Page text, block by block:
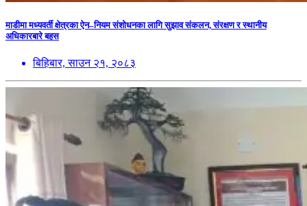
माडीमा मध्यवर्ती क्षेत्रका ऐन–नियम संशोधनका लागि सुझाव संकलन, संरक्षण र स्थानीय
अधिकारबारे बहस
बिहिबार, साउन २१, २०८३